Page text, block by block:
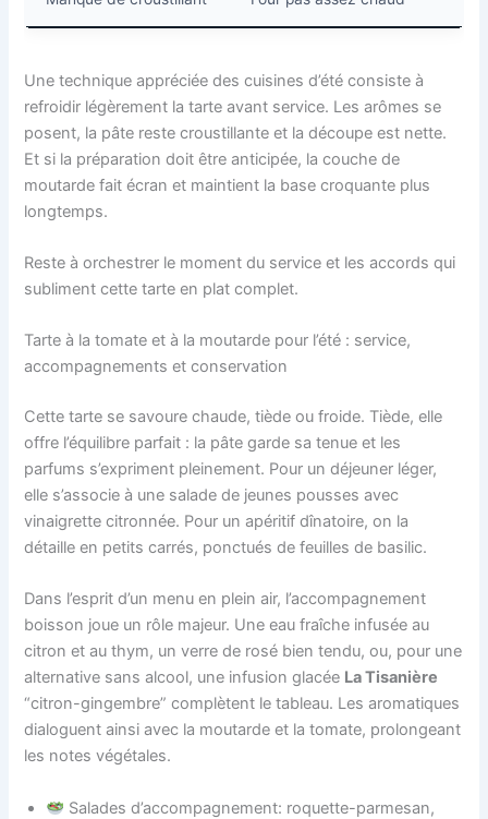
Une technique appréciée des cuisines d’été consiste à
refroidir légèrement la tarte avant service. Les arômes se
posent, la pâte reste croustillante et la découpe est nette.
Et si la préparation doit être anticipée, la couche de
moutarde fait écran et maintient la base croquante plus
longtemps.
Reste à orchestrer le moment du service et les accords qui
subliment cette tarte en plat complet.
Tarte à la tomate et à la moutarde pour l’été : service,
accompagnements et conservation
Cette tarte se savoure chaude, tiède ou froide. Tiède, elle
offre l’équilibre parfait : la pâte garde sa tenue et les
parfums s’expriment pleinement. Pour un déjeuner léger,
elle s’associe à une salade de jeunes pousses avec
vinaigrette citronnée. Pour un apéritif dînatoire, on la
détaille en petits carrés, ponctués de feuilles de basilic.
Dans l’esprit d’un menu en plein air, l’accompagnement
boisson joue un rôle majeur. Une eau fraîche infusée au
citron et au thym, un verre de rosé bien tendu, ou, pour une
alternative sans alcool, une infusion glacée La Tisanière
“citron-gingembre” complètent le tableau. Les aromatiques
dialoguent ainsi avec la moutarde et la tomate, prolongeant
les notes végétales.
Salades d’accompagnement: roquette-parmesan,